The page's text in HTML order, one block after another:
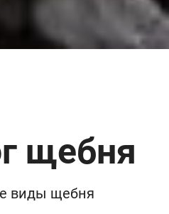
щебня
виды щебня